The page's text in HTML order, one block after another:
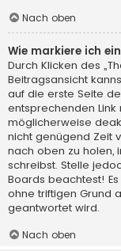
Nach oben
Wie markiere ich
Durch Klicken des
Beitragsansicht
auf die erste Seite
entsprechenden Link
möglicherweise
nicht genügend Zeit
nach oben zu holen,
schreibst. Stelle
Boards beachtest!
ohne triftigen Grund
geantwortet wird.
Nach oben